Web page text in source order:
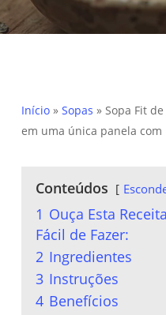
Início» Sopas » Sopa Fit
em uma única panela
Conteúdos
1 Ouça Esta
Fácil de Fazer:
2 Ingredientes
3 Instruções
4 Benefícios